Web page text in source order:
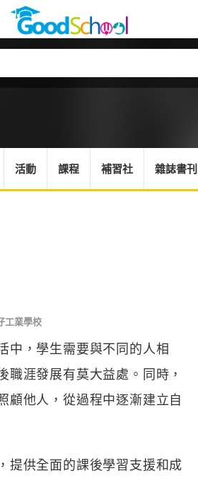
活動 課程 補習社 雜誌書刊
工業學校
中，學生需要與不同的人相
涯發展有莫大益處。同時，
顧他人，從過程中逐漸建立自
提供全面的課後學習支援和成